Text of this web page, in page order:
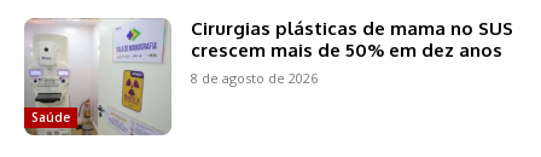
Saúde
Cirurgias plásticas de mama no SUS
crescem mais de 50% em dez anos
8 de agosto de 2026